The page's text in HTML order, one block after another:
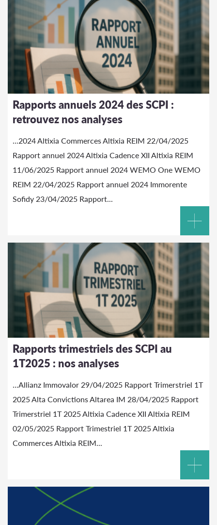
Rapports annuels 2024 des SCPI :
retrouvez nos analyses
...2024Altixia CommercesAltixia REIM 22/04/2025
Rapport annuel 2024Altixia Cadence XII Altixia REIM
11/06/2025 Rapport annuel 2024 WEMO One WEMO
REIM 22/04/2025 Rapport annuel 2024 Immorente
Sofidy 23/04/2025 Rapport...
Rapports trimestriels des SCPI au
1T2025 : nos analyses
...Allianz Immovalor 29/04/2025 Rapport Trimerstriel 1T
2025 Alta Convictions Altarea IM 28/04/2025 Rapport
Trimerstriel 1T 2025Altixia Cadence XII Altixia REIM
02/05/2025 Rapport Trimestriel 1T 2025Altixia
CommercesAltixia REIM...